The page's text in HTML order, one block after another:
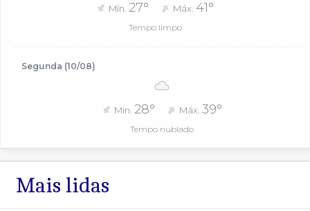
Mín. 27° Máx. 41°
Tempo limpo
Segunda (10/08)
Mín. 28° Máx. 39°
Tempo nublado
Mais lidas